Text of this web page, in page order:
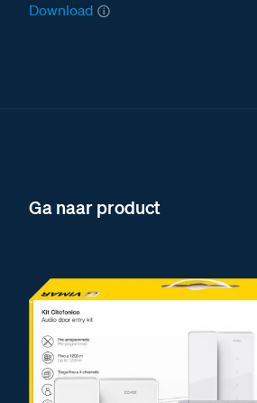
Download
Ga naar product